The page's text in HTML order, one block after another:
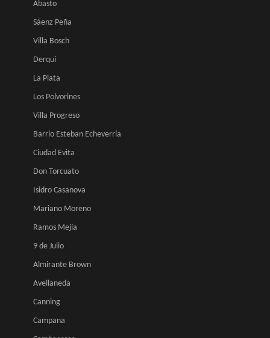
Abasto
Sáenz Peña
Villa Bosch
Derqui
La Plata
Los Polvorines
Villa Progreso
Barrio Esteban Echeverría
Ciudad Evita
Don Torcuato
Isidro Casanova
Mariano Moreno
Ramos Mejía
9 de Julio
Almirante Brown
Avellaneda
Canning
Campana